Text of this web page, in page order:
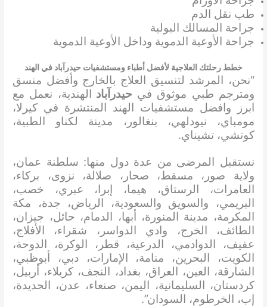
طب نقل الدم
جراحة المسالك البولية
جراحة الأوعية الدموية وداخل الأوعية الدموية
خطط رحلتك العلاجية لأفضل أطباء ومستشفيات حيدرآباد في الهند
“نحن، المرشد لتنسيق العلاج بالخارج وأفضل منسق
ومترجم طبي موثوق في حيدرآباد الهندية، نعمل مع
ابرز وافضل مستشفيات الهند المنتشرة في كيرلا،
مومباي، نيودلهي، بنغالور، مدينة لكناو الطبية،
كوتشي، تشيناي.
نستقبل المرضى من عدة دول منها: سلطنة عمان،
ولاية صور، مسقط، صحار، صلالة، نزوى، بركاء،
العامرات، الرستاق، هيما، إبرا، عبري، خصب،
البريمي، والسويق والسعودية، الرياض، جدة، مكة
المكرمة، مدينة المنورة، أبها، الدمام، حائل، جيزان،
الطائف، الخرج، وادي الدواسر، شقراء، الأفلاج،
عفيف، الدوادمي، الدرعية، قطر، الوكرة، الدوحة،
الكويت، البحرين، منامة، الإمارات، دبي، أبوظبي،
الشارقة، العين، العراق، بغداد، النجف، كربلاء، أربيل،
كردستان، السليمانية، اليمن، صنعاء، عدن، الحديدة،
إب، الخرطوم، السودان”.